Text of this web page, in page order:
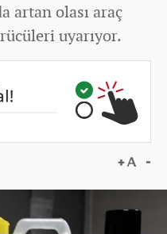
artan olası araç
uyarıyor.